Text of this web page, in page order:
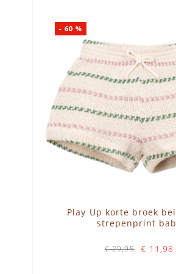
Play Up korte broek
strepenprint
€ 11,98
€ 29,95
- 60 %